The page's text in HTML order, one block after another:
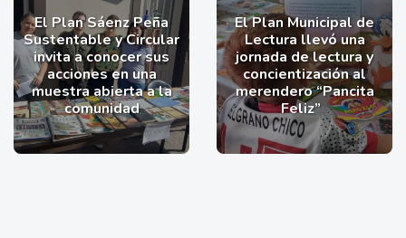
El Plan Sáenz Peña
Sustentable y Circular
invita a conocer sus
acciones en una
muestra abierta a la
comunidad
El Plan Municipal de
Lectura llevó una
jornada de lectura y
concientización al
merendero “Pancita
Feliz”